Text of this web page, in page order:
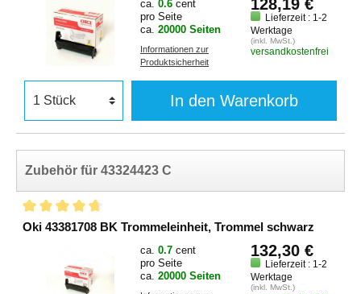
ca. 0.6 cent
pro Seite
ca. 20000 Seiten
Informationen zur
Produktsicherheit
128,19 €
Lieferzeit : 1-2
Werktage
(inkl. MwSt.)
versandkostenfrei
In den Warenkorb
Zubehör für 43324423 C
Oki 43381708 BK Trommeleinheit, Trommel schwarz
ca. 0.7 cent
pro Seite
ca. 20000 Seiten
132,30 €
Lieferzeit : 1-2
Werktage
(inkl. MwSt.)